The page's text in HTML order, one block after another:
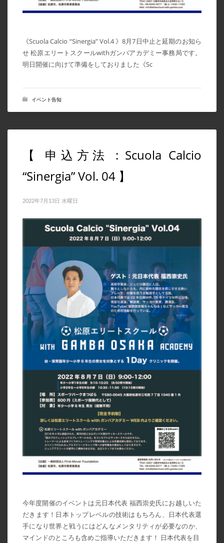
《Scuola Calcio “Sinergia” Vol.4 》8月7日中止と延期のお知ら
せ 松原エリートスクールwithガンバアカデミー事務局です。
明日開催に向けて準備をしておりました《Sc
イベント告知
【 申込方法 : Scuola Calcio
“Sinergia” Vol. 04 】
2022年7月13日 水曜日
今年度開催のイベントは元日本代表 福西崇史氏にお越しいた
だきます！日本トップレベルの技術はもちろん、日本代表選
手になり世界と戦うにはどんなメンタリティが必要なのか、
マインドのところも含めご指導いただきます！ 日本代表を目